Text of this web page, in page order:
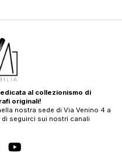
al collezionismo di
originali!
nostra sede di Via Venino 4 a
seguirci sui nostri canali